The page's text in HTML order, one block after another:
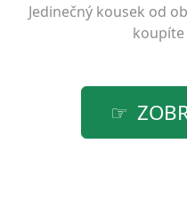
Jedinečný kousek od
koupíte